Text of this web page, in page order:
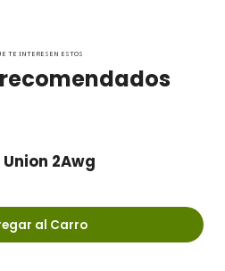
TE INTERESEN ESTOS
2Awg
al Carro